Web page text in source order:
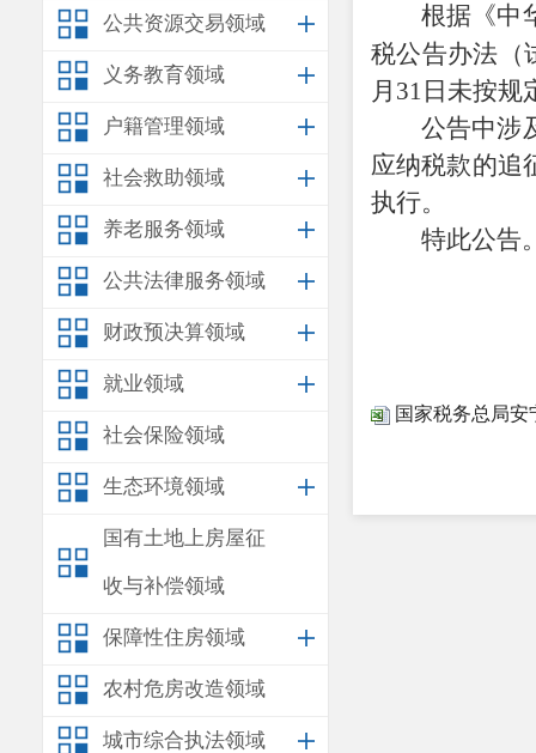
公共资源交易领域
义务教育领域
户籍管理领域
社会救助领域
养老服务领域
公共法律服务领域
财政预决算领域
就业领域
社会保险领域
生态环境领域
国有土地上房屋征
收与补偿领域
保障性住房领域
农村危房改造领域
城市综合执法领域
根据《中
税公告办法（
月 31 日未按规
公告中涉
应纳税款的追
执行。
特此公告
国家税务总局安